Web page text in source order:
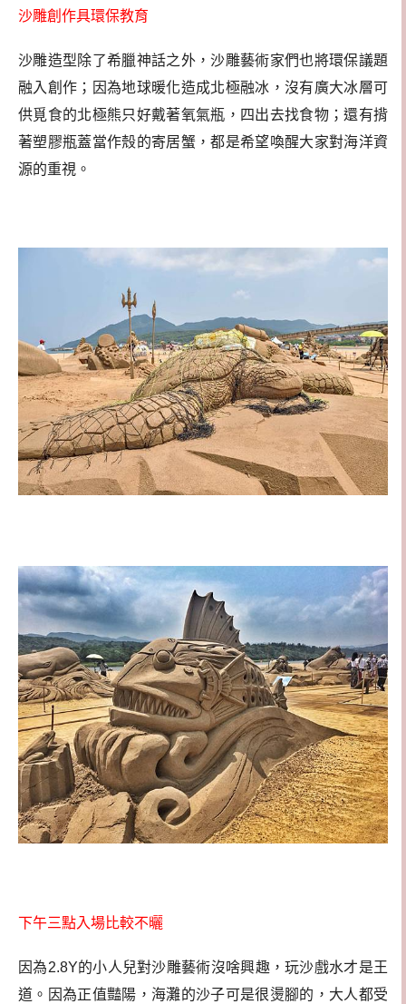
沙雕創作具環保教育
沙雕造型除了希臘神話之外，沙雕藝術家們也將環保議題
融入創作；因為地球暖化造成北極融冰，沒有廣大冰層可
供覓食的北極熊只好戴著氧氣瓶，四出去找食物；還有揹
著塑膠瓶蓋當作殼的寄居蟹，都是希望喚醒大家對海洋資
源的重視。
下午三點入場比較不曬
因為2.8Y的小人兒對沙雕藝術沒啥興趣，玩沙戲水才是王
道。因為正值豔陽，海灘的沙子可是很燙腳的，大人都受